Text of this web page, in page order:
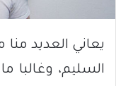
يعاني العديد
السليم، وغالبا